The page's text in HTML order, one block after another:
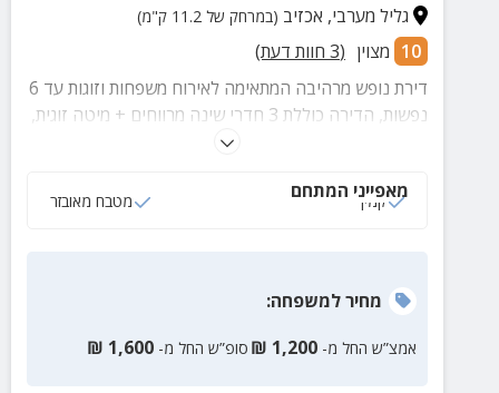
גליל מערבי, אכזיב (במרחק של 11.2 ק"מ)
10 מצוין (
3 חוות דעת)
דירת נופש מרהיבה המתאימה לאירוח משפחות וזוגות עד 6
נפשות, הדירה כוללת 3 חדרי שינה מרווחים + מיטה זוגית,
טלוויזיה חכמה בחיבור לנטפליקס, סלון מעוצב + קמין
המשקיפה לנוף הים + פינות ישיבה מעוצבות וערסל.
מאפייני המתחם
קמין מטבח מאובזר
מחירלמשפחה:
אמצ”ש החל מ- 1,200
₪ סופ”ש החל מ- 1,600
₪